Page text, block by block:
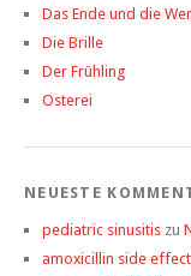
Das Ende und die
Die Brille
Der Frühling
Osterei
NEUESTE
pediatric sinusitis zu
amoxicillin side